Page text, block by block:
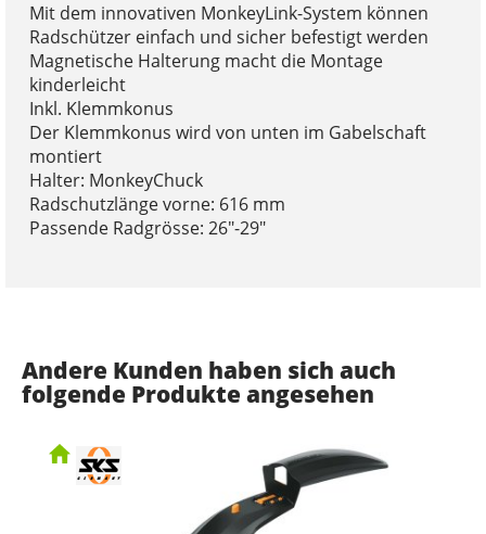
Mit dem innovativen MonkeyLink-System können
Radschützer einfach und sicher befestigt werden
Magnetische Halterung macht die Montage
kinderleicht
Inkl. Klemmkonus
Der Klemmkonus wird von unten im Gabelschaft
montiert
Halter: MonkeyChuck
Radschutzlänge vorne: 616 mm
Passende Radgrösse: 26"-29"
Andere Kunden haben sich auch
folgende Produkte angesehen